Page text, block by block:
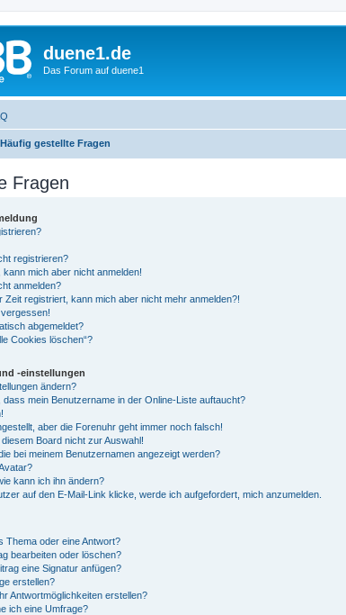
duene1.de
Das Forum auf duene1
Häufig gestellte Fragen
Fragen
registrieren?
mich aber nicht anmelden!
anmelden?
Zeit registriert, kann mich aber nicht mehr anmelden?!
abgemeldet?
Cookies löschen“?
-einstellungen
ändern?
mein Benutzername in der Online-Liste auftaucht?
aber die Forenuhr geht immer noch falsch!
Board nicht zur Auswahl!
bei meinem Benutzernamen angezeigt werden?
kann ich ihn ändern?
auf den E-Mail-Link klicke, werde ich aufgefordert, mich anzumelden.
Thema oder eine Antwort?
bearbeiten oder löschen?
eine Signatur anfügen?
erstellen?
Antwortmöglichkeiten erstellen?
ich eine Umfrage?